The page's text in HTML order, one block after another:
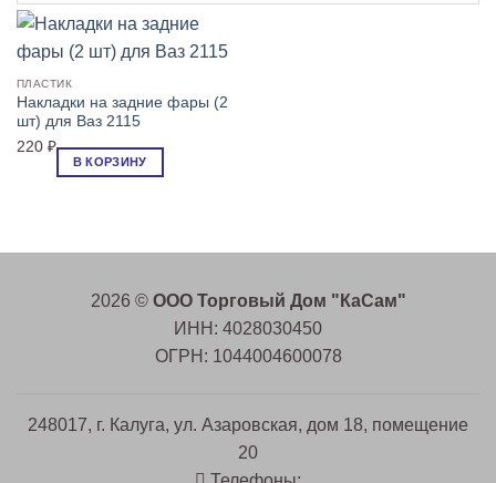
ПЛАСТИК
Накладки на задние фары (2
шт) для Ваз 2115
220 ₽
В КОРЗИНУ
2026 © ООО Торговый Дом "КаСам"
ИНН: 4028030450
ОГРН: 1044004600078
248017, г. Калуга, ул. Азаровская, дом 18, помещение
20